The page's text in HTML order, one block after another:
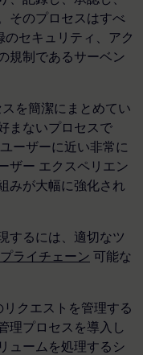
そのプロセスはすべ
のセキュリティ、アク
規制であるサーベン
を簡潔にまとめてい
まないプロセスで
ーザーに近い非常に
ザー エクスペリエン
みが大幅に強化され
するには、適切なツ
ライチェーン 可能な
リクエストを管理する
理プロセスを導入し
ュームを処理するシ